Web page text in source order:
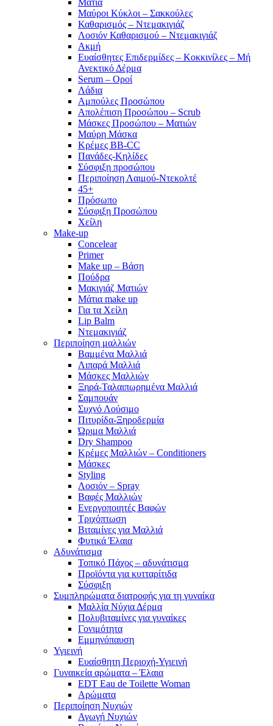
Μάτια
Μαύροι Κύκλοι – Σακκούλες
Καθαρισμός – Ντεμακιγιάζ
Λοσιόν Καθαρισμού – Ντεμακιγιάζ
Ακμή
Ευαίσθητες Επιδερμίδες – Κοκκινίλες – Μή
Ανεκτικό Δέρμα
Serum – Οροί
Λάδια
Αμπούλες Προσώπου
Απολέπιση Προσώπου – Scrub
Μάσκες Προσώπου – Ματιών
Μαύρη Μάσκα
Κρέμες BB-CC
Πανάδες-Κηλίδες
Σύσφιξη προσώπου
Περιποίηση Λαιμού-Ντεκολτέ
45+
Πρόσωπο
Σύσφιξη Προσώπου
Χείλη
Make-up
Concelear
Primer
Make up – Βάση
Πούδρα
Μακιγιάζ Ματιών
Μάτια make up
Για τα Χείλη
Lip Balm
Ντεμακιγιάζ
Περιποίηση μαλλιών
Βαμμένα Μαλλιά
Λιπαρά Μαλλιά
Μάσκες Μαλλιών
Ξηρά-Ταλαιπωρημένα Μαλλιά
Σαμπουάν
Συχνό Λούσιμο
Πιτυρίδα-Ξηροδερμία
Ώριμα Μαλλιά
Dry Shampoo
Κρέμες Μαλλιών – Conditioners
Μάσκες
Styling
Λοσιόν – Spray
Βαφές Μαλλιών
Ενεργοποιητές Βαφών
Τριχόπτωση
Βιταμίνες για Μαλλιά
Φυτικά Έλαια
Αδυνάτισμα
Τοπικό Πάχος – αδυνάτισμα
Προϊόντα για κυτταρίτιδα
Σύσφιξη
Συμπληρώματα διατροφής για τη γυναίκα
Μαλλία Νύχια Δέρμα
Πολυβιταμίνες για γυναίκες
Γονιμότητα
Εμμηνόπαυση
Υγιεινή
Ευαίσθητη Περιοχή-Υγιεινή
Γυναικεία αρώματα – Έλαια
EDT Eau de Toilette Woman
Αρώματα
Περιποίηση Νυχιών
Αγωγή Νυχιών